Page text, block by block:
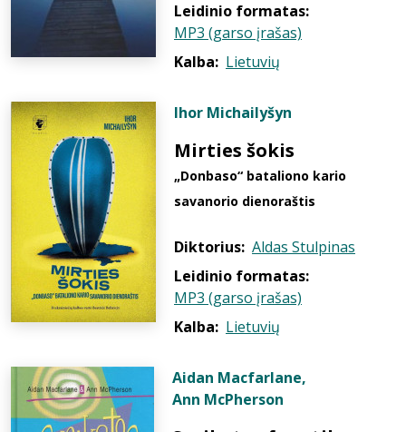
Leidinio formatas:
MP3 (garso įrašas)
Kalba: Lietuvių
Ihor Michailyšyn
Mirties šokis
„Donbaso“ bataliono kario
savanorio dienoraštis
Diktorius: Aldas Stulpinas
Leidinio formatas:
MP3 (garso įrašas)
Kalba: Lietuvių
Aidan Macfarlane,
Ann McPherson